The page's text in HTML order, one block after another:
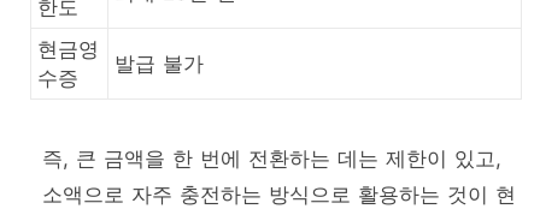
한도
현금영
수증
발급 불가
즉, 큰 금액을 한 번에 전환하는 데는 제한이 있고,
소액으로 자주 충전하는 방식으로 활용하는 것이 현